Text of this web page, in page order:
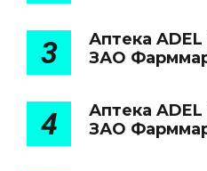
3
Аптека ADEL
ЗАО
4
Аптека ADEL
ЗАО